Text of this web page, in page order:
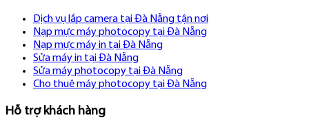
Dịch vụ lắp camera tại Đà Nẵng tận nơi
Nạp mực máy photocopy tại Đà Nẵng
Nạp mực máy in tại Đà Nẵng
Sửa máy in tại Đà Nẵng
Sửa máy photocopy tại Đà Nẵng
Cho thuê máy photocopy tại Đà Nẵng
Hỗ trợ khách hàng